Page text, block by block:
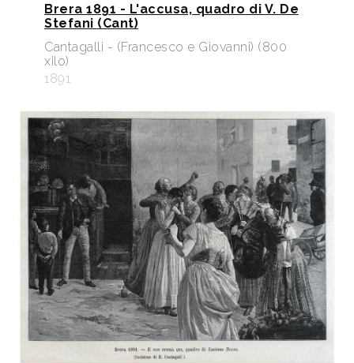
Brera 1891 - L'accusa, quadro di V. De
Stefani (Cant)
Cantagalli - (Francesco e Giovanni) (800
xilo)
1891